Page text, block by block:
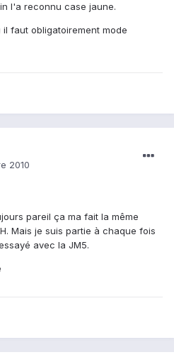
l'a reconnu case jaune.
il faut obligatoirement mode
2010
pareil ça ma fait la même
Mais je suis partie à chaque fois
avec la JM5.